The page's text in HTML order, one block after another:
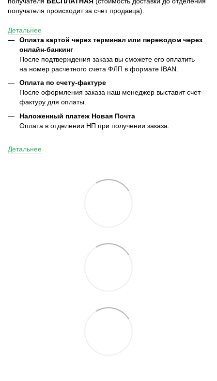
получателя происходит за счет продавца).
Детальнее
Оплата картой через терминал или переводом через
онлайн-банкинг
После подтверждения заказа вы сможете его оплатить
на номер расчетного счета ФЛП в формате IBAN.
Оплата по счету-фактуре
После оформления заказа наш менеджер выставит счет-
фактуру для оплаты.
Наложенный платеж Новая Почта
Оплата в отделении НП при получении заказа.
Детальнее